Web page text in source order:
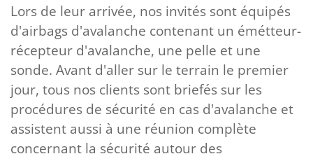
Lors de leur arrivée, nos invités sont équipés
d'airbags d'avalanche contenant un émétteur-
récepteur d'avalanche, une pelle et une
sonde. Avant d'aller sur le terrain le premier
jour, tous nos clients sont briefés sur les
procédures de sécurité en cas d'avalanche et
assistent aussi à une réunion complète
concernant la sécurité autour des